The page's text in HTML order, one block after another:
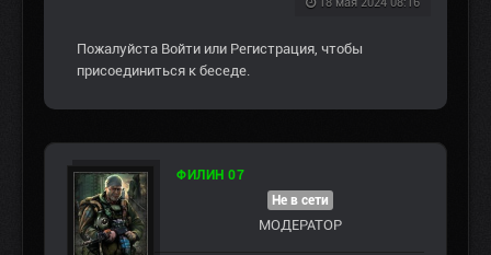
Пожалуйста Войти или Регистрация , чтобы
присоединиться к беседе.
ФИЛИН 07
Не в сети
МОДЕРАТОР